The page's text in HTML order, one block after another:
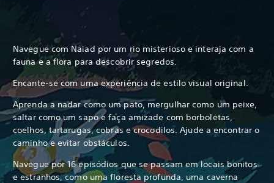
Navegue com Naiad por um rio misterioso e interaja com a
fauna e a flora para descobrir segredos.
Encante-se com uma experiência de estilo visual original.
Aprenda a nadar como um pato, mergulhar como um peixe,
saltar como um sapo e faça amizade com borboletas,
coelhos, tartarugas, cobras e crocodilos. Ajude a encontrar o
caminho e evitar obstáculos.
Navegue por 16 episódios que se passam em locais bonitos
e estranhos, como uma floresta profunda, uma caverna